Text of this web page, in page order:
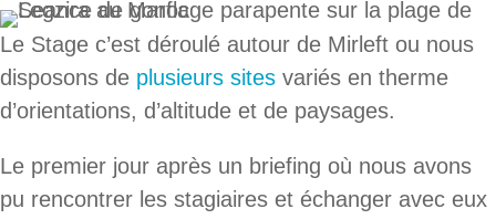
Le Stage c’est déroulé autour de Mirleft ou nous
disposons de plusieurs sites variés en therme
d’orientations, d’altitude et de paysages.
Le premier jour après un briefing où nous avons
pu rencontrer les stagiaires et échanger avec eux